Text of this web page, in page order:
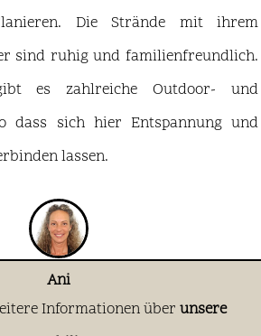
Die Strände mit ihrem
sind ruhig und familienfreundlich.
es zahlreiche Outdoor- und
dass sich hier Entspannung und
lassen.
Ani
Informationen über unsere